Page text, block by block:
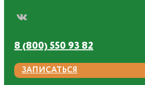
8 (800) 550 93 82
ЗАПИСАТЬСЯ